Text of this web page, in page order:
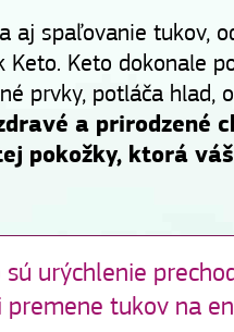
aj spaľovanie tukov,
Keto dokonale
prvky, potláča hlad,
a prirodzené
pokožky, ktorá
urýchlenie
tukov na